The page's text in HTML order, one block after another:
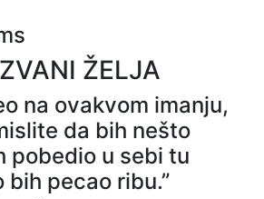
ŽELJA
na ovakvom imanju,
da bih nešto
pobedio u sebi tu
pecao ribu.”